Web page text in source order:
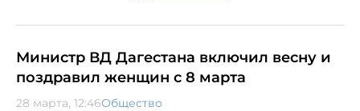
Министр ВД Дагестана включил весну и
поздравил женщин с 8 марта
28 марта, 12:46Общество